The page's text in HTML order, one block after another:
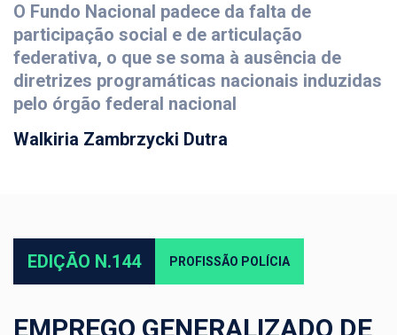
O Fundo Nacional padece da falta de
participação social e de articulação
federativa, o que se soma à ausência de
diretrizes programáticas nacionais induzidas
pelo órgão federal nacional
Walkiria Zambrzycki Dutra
EDIÇÃO N.144 PROFISSÃO POLÍCIA
EMPREGO GENERALIZADO DE